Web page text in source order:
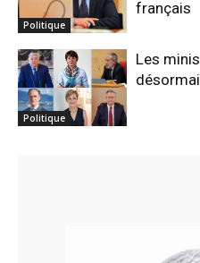
Politique
français
Politique
Les